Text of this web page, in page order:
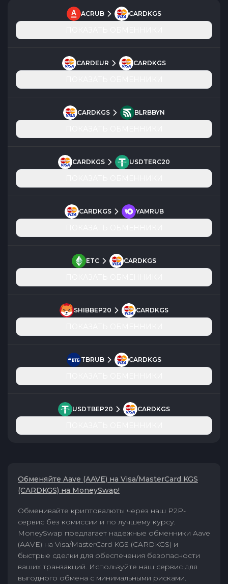
ACRUB CARDKGS
CARDEUR CARDKGS
CARDKGS BLRBBYN
CARDKGS USDTERC20
CARDKGS YAMRUB
ETC CARDKGS
SHIBBEP20 CARDKGS
TBRUB CARDKGS
USDTBEP20 CARDKGS
Обменяйте Aave (AAVE) на Visa/MasterCard KGS
(CARDKGS) на MoneySwap!
Обменивайте криптовалюты через наш P2P-
сервис без комиссии и по лучшему курсу.
MoneySwap предлагает надежные обменники Aave
(AAVE) на Visa/MasterCard KGS (CARDKGS) и
быстрые сделки для обеспечения безопасности
ваших транзакций. Используйте наш сервис для
выгодного обмена с минимальными рисками.